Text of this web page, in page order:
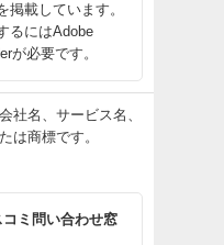
掲載しています。
るにはAdobe
が必要です。
社名、サービス名、
は商標です。
ミ問い合わせ窓